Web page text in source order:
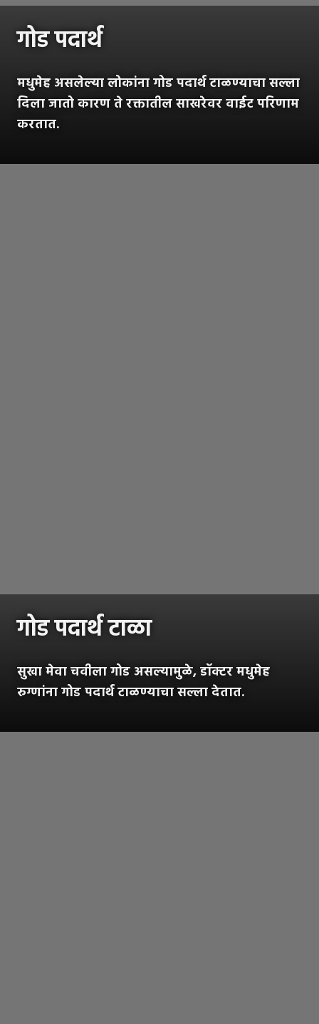
गोड पदार्थ
मधुमेह असलेल्या लोकांना गोड पदार्थ टाळण्याचा सल्ला
दिला जातो कारण ते रक्तातील साखरेवर वाईट परिणाम
करतात.
गोड पदार्थ टाळा
सुखा मेवा चवीला गोड असल्यामुळे, डॉक्टर मधुमेह
रुग्णांना गोड पदार्थ टाळण्याचा सल्ला देतात.